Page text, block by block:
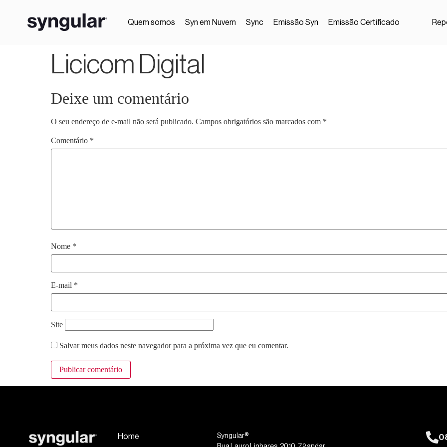
Quem somos Syn em Nuvem Sync Emissão Syn Emissão Certificado
Licicom Digital
Deixe um comentário
O seu endereço de e-mail não será publicado. Campos obrigatórios são marcados com *
Comentário *
Nome *
E-mail *
Site
Salvar meus dados neste navegador para a próxima vez que eu comentar.
Home
Syngular®